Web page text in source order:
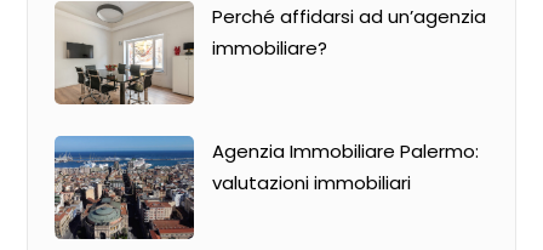
Perché affidarsi ad un’agenzia
immobiliare?
Agenzia Immobiliare Palermo:
valutazioni immobiliari